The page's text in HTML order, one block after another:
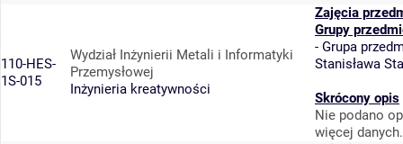
110-HES-
1S-015
Wydział Inżynierii Metali i Informatyki
Przemysłowej
Inżynieria kreatywności
Zajęcia
Grupy
- Grupa
Stanisława
Skrócony opis
Nie podano
więcej danych.